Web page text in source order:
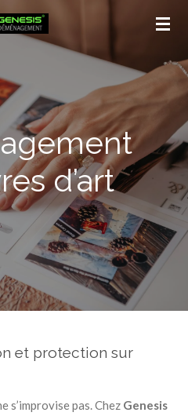
d’art
et protection sur
s’improvise pas. Chez Genesis